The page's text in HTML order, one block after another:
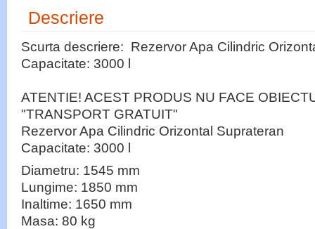
Descriere
Scurta descriere: Rezervor Apa Cilindric
Capacitate: 3000 l
ATENTIE! ACEST PRODUS NU FACE
"TRANSPORT GRATUIT"
Rezervor Apa Cilindric Orizontal Suprateran
Capacitate: 3000 l
Diametru: 1545 mm
Lungime: 1850 mm
Inaltime: 1650 mm
Masa: 80 kg